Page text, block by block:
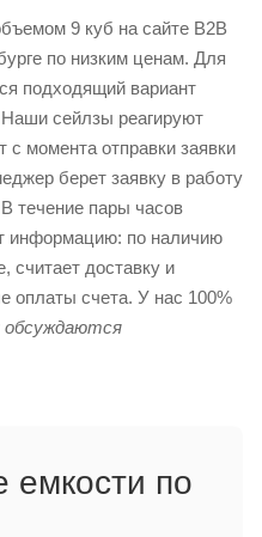
9 куб на сайте B2B
по низким ценам. Для
подходящий вариант
сейлзы реагируют
с момента отправки заявки
берет заявку в работу
течение пары часов
информацию: по наличию
считает доставку и
оплаты счета. У нас 100%
обсуждаются
емкости по